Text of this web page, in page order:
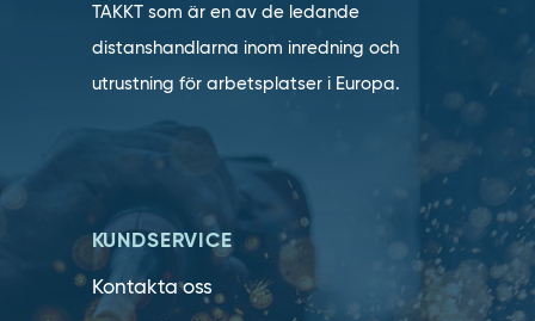
TAKKT som är en av de ledande
distanshandlarna inom inredning och
utrustning för arbetsplatser i Europa.
KUNDSERVICE
Kontakta oss